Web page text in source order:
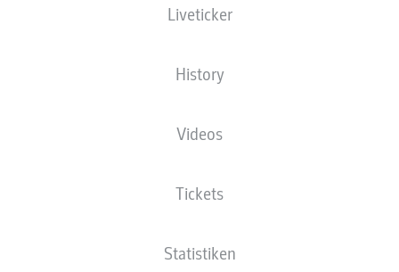
Liveticker
History
Videos
Tickets
StatistikenZUM VOTING-SIEG